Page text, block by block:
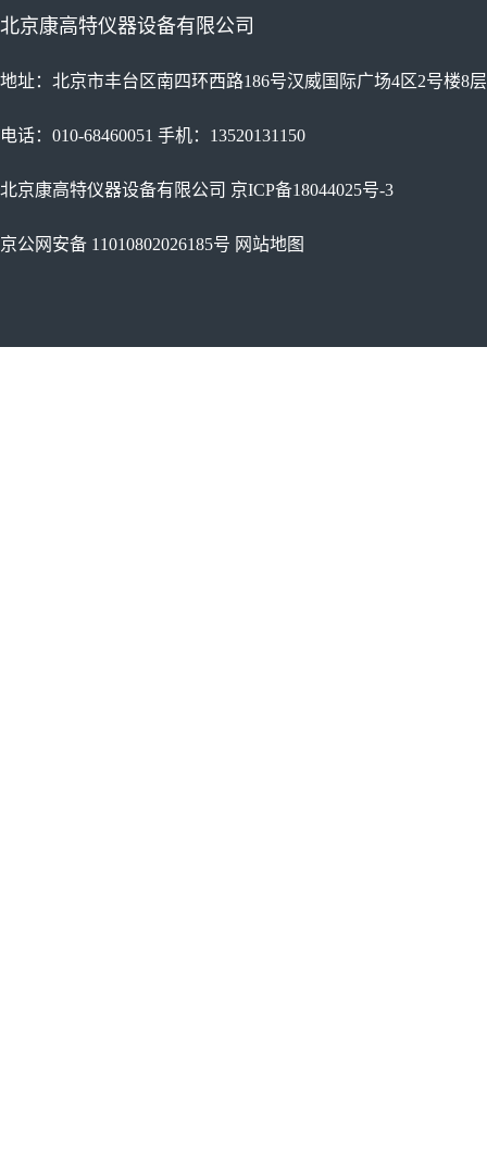
北京康高特仪器设备有限公司
地址：北京市丰台区南四环西路186号汉威国际广场4区2号楼8层
电话：010-68460051 手机：13520131150
北京康高特仪器设备有限公司 京ICP备18044025号-3
京公网安备 11010802026185号 网站地图